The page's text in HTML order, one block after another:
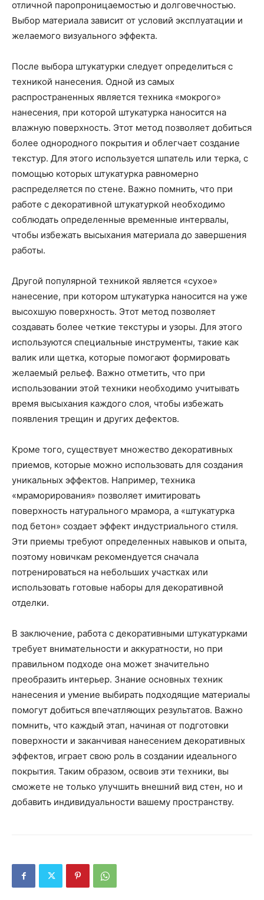
отличной паропроницаемостью и долговечностью.
Выбор материала зависит от условий эксплуатации и
желаемого визуального эффекта.
После выбора штукатурки следует определиться с
техникой нанесения. Одной из самых
распространенных является техника «мокрого»
нанесения, при которой штукатурка наносится на
влажную поверхность. Этот метод позволяет добиться
более однородного покрытия и облегчает создание
текстур. Для этого используется шпатель или терка, с
помощью которых штукатурка равномерно
распределяется по стене. Важно помнить, что при
работе с декоративной штукатуркой необходимо
соблюдать определенные временные интервалы,
чтобы избежать высыхания материала до завершения
работы.
Другой популярной техникой является «сухое»
нанесение, при котором штукатурка наносится на уже
высохшую поверхность. Этот метод позволяет
создавать более четкие текстуры и узоры. Для этого
используются специальные инструменты, такие как
валик или щетка, которые помогают формировать
желаемый рельеф. Важно отметить, что при
использовании этой техники необходимо учитывать
время высыхания каждого слоя, чтобы избежать
появления трещин и других дефектов.
Кроме того, существует множество декоративных
приемов, которые можно использовать для создания
уникальных эффектов. Например, техника
«мраморирования» позволяет имитировать
поверхность натурального мрамора, а «штукатурка
под бетон» создает эффект индустриального стиля.
Эти приемы требуют определенных навыков и опыта,
поэтому новичкам рекомендуется сначала
потренироваться на небольших участках или
использовать готовые наборы для декоративной
отделки.
В заключение, работа с декоративными штукатурками
требует внимательности и аккуратности, но при
правильном подходе она может значительно
преобразить интерьер. Знание основных техник
нанесения и умение выбирать подходящие материалы
помогут добиться впечатляющих результатов. Важно
помнить, что каждый этап, начиная от подготовки
поверхности и заканчивая нанесением декоративных
эффектов, играет свою роль в создании идеального
покрытия. Таким образом, освоив эти техники, вы
сможете не только улучшить внешний вид стен, но и
добавить индивидуальности вашему пространству.